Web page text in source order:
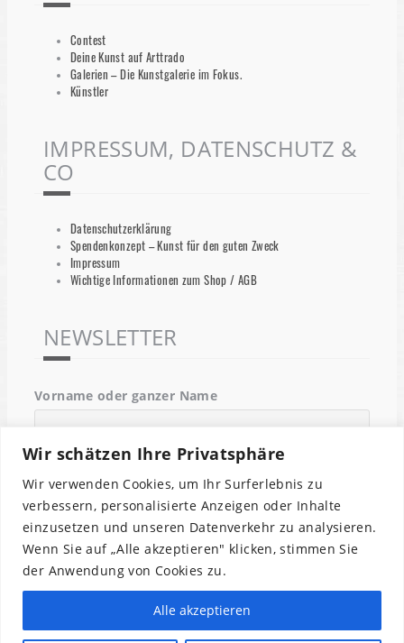
Wir schätzen Ihre Privatsphäre
Wir verwenden Cookies, um Ihr Surferlebnis zu
verbessern, personalisierte Anzeigen oder Inhalte
einzusetzen und unseren Datenverkehr zu analysieren.
Wenn Sie auf „Alle akzeptieren" klicken, stimmen Sie
der Anwendung von Cookies zu.
Alle akzeptieren
Contest
Deine Kunst auf Arttrado
Galerien – Die Kunstgalerie im Fokus.
Künstler
IMPRESSUM, DATENSCHUTZ &
CO
Datenschutzerklärung
Spendenkonzept – Kunst für den guten Zweck
Impressum
Wichtige Informationen zum Shop / AGB
NEWSLETTER
Vorname oder ganzer Name
Email
Indem Du fortfährst, akzeptierst Du unsere
Datenschutzerklärung.